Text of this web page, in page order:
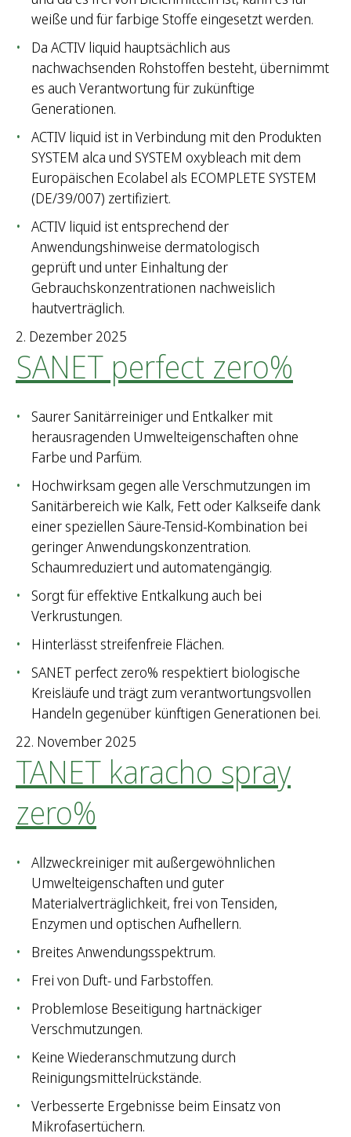
weiße und für farbige Stoffe eingesetzt werden.
Da ACTIV liquid hauptsächlich aus
nachwachsenden Rohstoffen besteht, übernimmt
es auch Verantwortung für zukünftige
Generationen.
ACTIV liquid ist in Verbindung mit den Produkten
SYSTEM alca und SYSTEM oxybleach mit dem
Europäischen Ecolabel als ECOMPLETE SYSTEM
(DE/39/007) zertifiziert.
ACTIV liquid ist entsprechend der
Anwendungshinweise dermatologisch
geprüft und unter Einhaltung der
Gebrauchskonzentrationen nachweislich
hautverträglich.
2. Dezember 2025
SANET perfect zero%
Saurer Sanitärreiniger und Entkalker mit
herausragenden Umwelteigenschaften ohne
Farbe und Parfüm.
Hochwirksam gegen alle Verschmutzungen im
Sanitärbereich wie Kalk, Fett oder Kalkseife dank
einer speziellen Säure-Tensid-Kombination bei
geringer Anwendungskonzentration.
Schaumreduziert und automatengängig.
Sorgt für effektive Entkalkung auch bei
Verkrustungen.
Hinterlässt streifenfreie Flächen.
SANET perfect zero% respektiert biologische
Kreisläufe und trägt zum verantwortungsvollen
Handeln gegenüber künftigen Generationen bei.
22. November 2025
TANET karacho spray
zero%
Allzweckreiniger mit außergewöhnlichen
Umwelteigenschaften und guter
Materialverträglichkeit, frei von Tensiden,
Enzymen und optischen Aufhellern.
Breites Anwendungsspektrum.
Frei von Duft- und Farbstoffen.
Problemlose Beseitigung hartnäckiger
Verschmutzungen.
Keine Wiederanschmutzung durch
Reinigungsmittelrückstände.
Verbesserte Ergebnisse beim Einsatz von
Mikrofasertüchern.